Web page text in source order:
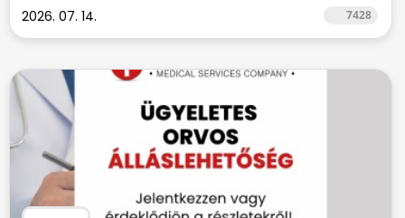
2026. 07. 14. 7428